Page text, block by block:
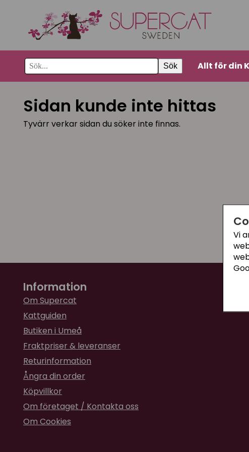
Vi
Sök Allt för din
Sidan kunde inte hittas
Tyvärr verkar sidan du söker inte finnas.
Information
Om Supercat
Kattguiden
Butiken i Umeå
Fraktpriser & leveranser
Returinformation
Ångra din order
Köpvillkor
Om företaget / Kontakta oss
Om Cookies